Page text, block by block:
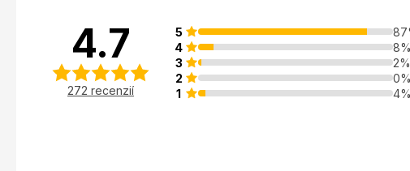
4.7
272 recenzií
5
4
8%
3
2%
2
0%
1
4%